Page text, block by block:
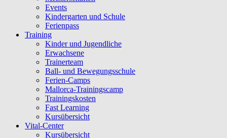
Events
Kindergarten und Schule
Ferienpass
Training
Kinder und Jugendliche
Erwachsene
Trainerteam
Ball- und Bewegungsschule
Ferien-Camps
Mallorca-Trainingscamp
Trainingskosten
Fast Learning
Kursübersicht
Vital-Center
Kursübersicht